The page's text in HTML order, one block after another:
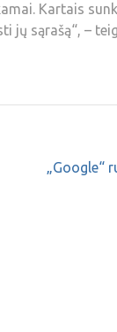
Kartais
jų sąrašą“, –
„Google“